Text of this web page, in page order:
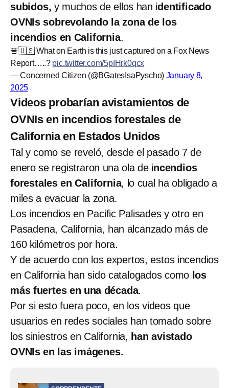
subidos, y muchos de ellos han identificado
OVNIs sobrevolando la zona de los
incendios en California.
🚨🇺🇸 What on Earth is this just captured on a Fox News
Report…..? pic.twitter.com/5pIHrk0qcx
— Concerned Citizen (@BGatesIsaPyscho) January 8,
2025
Videos probarían avistamientos de
OVNIs en incendios forestales de
California en Estados Unidos
Tal y como se reveló, desde el pasado 7 de
enero se registraron una ola de incendios
forestales en California, lo cual ha obligado a
miles a evacuar la zona.
Los incendios en Pacific Palisades y otro en
Pasadena, California, han alcanzado más de
160 kilómetros por hora.
Y de acuerdo con los expertos, estos incendios
en California han sido catalogados como los
más fuertes en una década.
Por si esto fuera poco, en los videos que
usuarios en redes sociales han tomado sobre
los siniestros en California, han avistado
OVNIs en las imágenes.